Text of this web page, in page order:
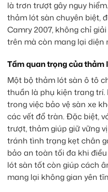
là trơn trượt gây nguy
thảm lót sàn chuyên biệt,
Camry 2007, không chỉ
trên mà còn mang lại
Tầm quan trọng của thảm
Một bộ thảm lót sàn ô tô
thuần là phụ kiện trang
trong việc bảo vệ sàn xe
các vết đổ tràn. Đặc biệt,
trượt, thảm giúp giữ vững
tránh tình trạng kẹt chân
bảo an toàn tối đa khi
lót sàn tốt còn giúp cách
mang lại không gian yên